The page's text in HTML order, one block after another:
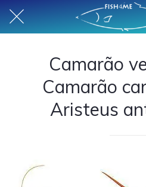
Camarão
Camarão
Aristeus